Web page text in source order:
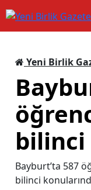
Yeni Birlik
Bayburt’ta 587
bilinci